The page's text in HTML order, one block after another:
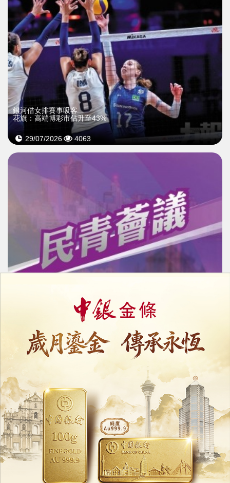
銀河借女排賽事吸客
花旗：高端博彩市佔升至43%
29/07/2026 4063
3978
國際青年舞蹈節7月18日開跳
更首度跳進橫琴